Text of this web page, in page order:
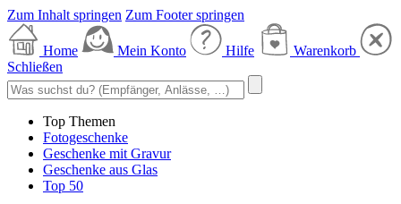
Zum Inhalt springen Zum Footer springen
Home Mein Konto Hilfe
Warenkorb
Schließen
Top Themen
Fotogeschenke
Geschenke mit Gravur
Geschenke aus Glas
Top 50